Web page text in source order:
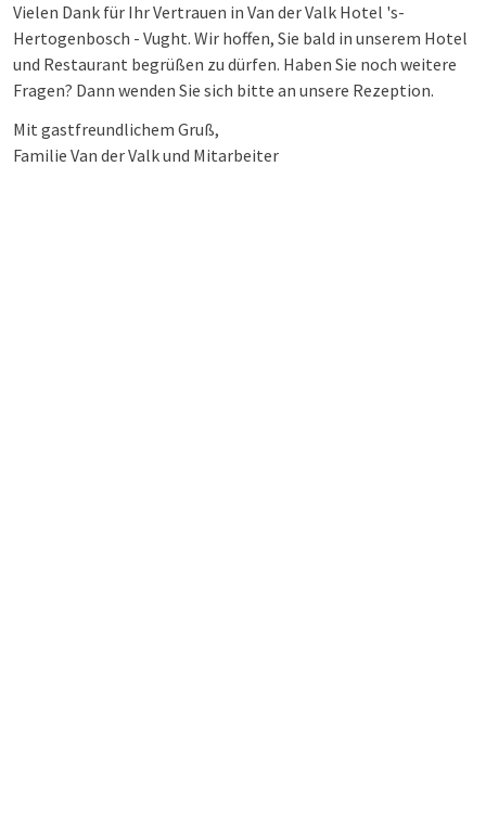
Vielen Dank für Ihr Vertrauen in Van der Valk Hotel 's-
Hertogenbosch - Vught. Wir hoffen, Sie bald in unserem Hotel
und Restaurant begrüßen zu dürfen. Haben Sie noch weitere
Fragen? Dann wenden Sie sich bitte an unsere Rezeption.
Mit gastfreundlichem Gruß,
Familie Van der Valk und Mitarbeiter